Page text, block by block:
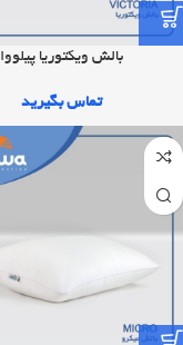
بالش ویکتوریا پیلووا
تماس بگیرید